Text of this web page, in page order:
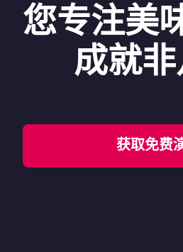
您专注美
成就非
获取免费